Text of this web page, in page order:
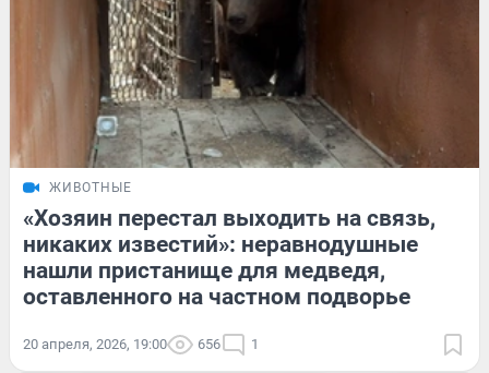
ЖИВОТНЫЕ
«Хозяин перестал выходить на связь,
никаких известий»: неравнодушные
нашли пристанище для медведя,
оставленного на частном подворье
20 апреля, 2026, 19:00 656 1